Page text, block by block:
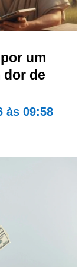
um
dor de
às 09:58